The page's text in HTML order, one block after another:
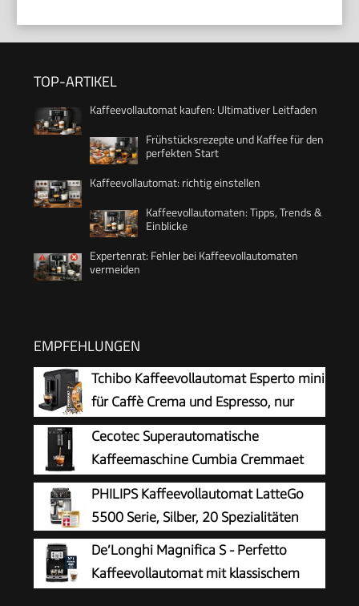
TOP-ARTIKEL
Kaffeevollautomat kaufen: Ultimativer Leitfaden
Frühstücksrezepte und Kaffee für den
perfekten Start
Kaffeevollautomat: richtig einstellen
Kaffeevollautomaten: Tipps, Trends &
Einblicke
Expertenrat: Fehler bei Kaffeevollautomaten
vermeiden
EMPFEHLUNGEN
Tchibo Kaffeevollautomat Esperto mini
für Caffè Crema und Espresso, nur
16cm breit, klein und kompakt,
geeignet für jede Küche, Camping,
Studentenapartment, Schwarz - INKLUSIVE
Kaffeeprobierset GRATIS
Cecotec Superautomatische
Kaffeemaschine Cumbia Cremmaet
Compact Steam
PHILIPS Kaffeevollautomat LatteGo
5500 Serie, Silber, 20 Spezialitäten
De’Longhi Magnifica S - Perfetto
Kaffeevollautomat mit klassischem